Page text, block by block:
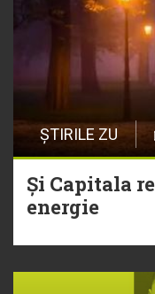
ȘTIRILE ZU
Și Capitala
energie